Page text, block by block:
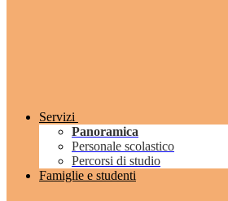
Servizi
Panoramica
Personale scolastico
Percorsi di studio
Famiglie e studenti